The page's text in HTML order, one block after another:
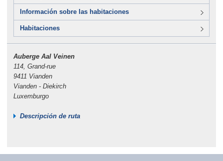
Información sobre las habitaciones
Habitaciones
Auberge Aal Veinen
114, Grand-rue
9411 Vianden
Vianden - Diekirch
Luxemburgo
Descripción de ruta